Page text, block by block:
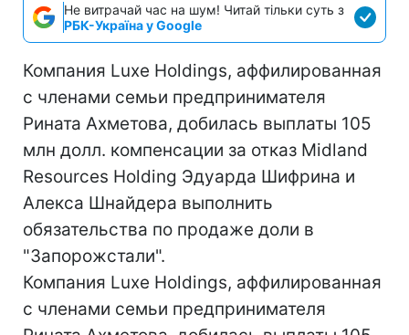
Не витрачай час на шум! Читай тільки суть з
РБК-Україна у Google
Компания Luxe Holdings, аффилированная
с членами семьи предпринимателя
Рината Ахметова, добилась выплаты 105
млн долл. компенсации за отказ Midland
Resources Holding Эдуарда Шифрина и
Алекса Шнайдера выполнить
обязательства по продаже доли в
"Запорожстали".
Компания Luxe Holdings, аффилированная
с членами семьи предпринимателя